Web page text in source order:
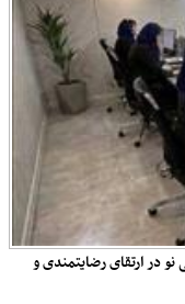
در ارتقای رضایتمندی و